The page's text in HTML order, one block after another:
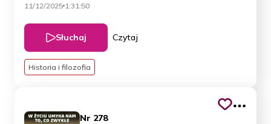
11/12/2025 1:31:50
Słuchaj Czytaj
Historia i filozofia
Nr 278